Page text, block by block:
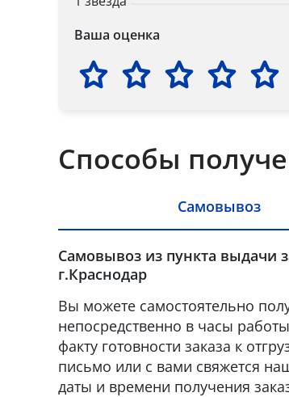
Ваша оценка
Способы
Самовывоз
Самовывоз из пункта выдачи
г.Краснодар
Вы можете самостоятельно
непосредственно в часы
факту готовности заказа к
письмо или с вами свяжется
даты и времени получения